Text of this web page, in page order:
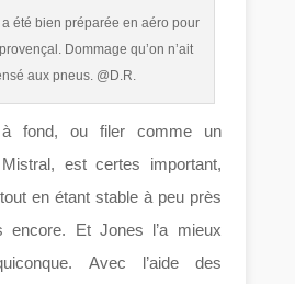
été bien préparée en aéro pour
Dommage qu’on n’ait
aux pneus. @D.R.
à fond, ou filer comme un
est certes important,
en étant stable à peu près
encore. Et Jones l’a mieux
Avec l’aide des